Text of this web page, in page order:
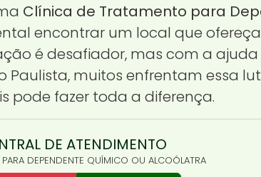
Clínica de Tratamento para
encontrar um local que
é desafiador, mas com a ajuda
muitos enfrentam essa
pode fazer toda a diferença.
DE ATENDIMENTO
DEPENDENTE QUÍMICO OU ALCOÓLATRA